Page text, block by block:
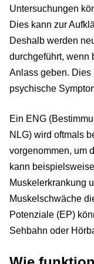
Untersuchungen
Dies kann zur
Deshalb werden
durchgeführt, wenn
Anlass geben.
psychische
Ein ENG
NLG) wird oftmals
vorgenommen, um
kann
Muskelerkrankung
Muskelschwäche
Potenziale (EP)
Sehbahn oder